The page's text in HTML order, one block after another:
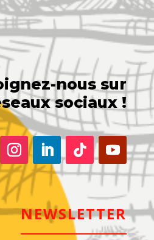
nous sur
sociaux !
NEWSLETTER